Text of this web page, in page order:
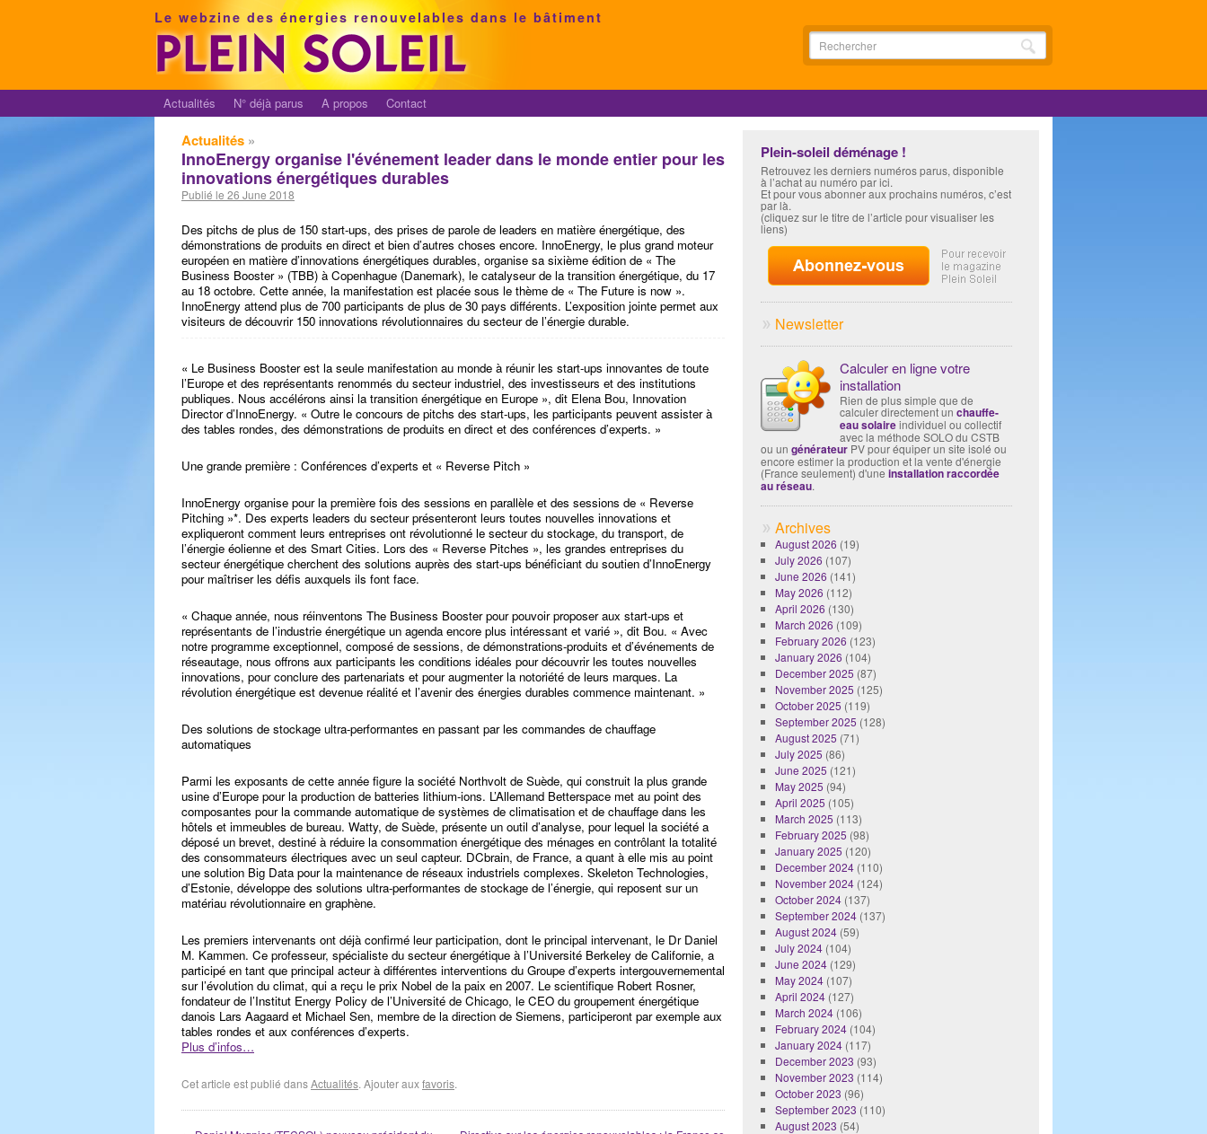
Le webzine des énergies renouvelables dans le bâtiment
Actualités N° déjà parus A propos Contact
Actualités »
InnoEnergy organise l'événement leader dans le monde entier pour les
innovations énergétiques durables
Publié le 26 June 2018
Des pitchs de plus de 150 start-ups, des prises de parole de leaders en matière énergétique, des
démonstrations de produits en direct et bien d’autres choses encore. InnoEnergy, le plus grand moteur
européen en matière d’innovations énergétiques durables, organise sa sixième édition de « The
Business Booster » (TBB) à Copenhague (Danemark), le catalyseur de la transition énergétique, du 17
au 18 octobre. Cette année, la manifestation est placée sous le thème de « The Future is now ».
InnoEnergy attend plus de 700 participants de plus de 30 pays différents. L’exposition jointe permet aux
visiteurs de découvrir 150 innovations révolutionnaires du secteur de l’énergie durable.
« Le Business Booster est la seule manifestation au monde à réunir les start-ups innovantes de toute
l’Europe et des représentants renommés du secteur industriel, des investisseurs et des institutions
publiques. Nous accélérons ainsi la transition énergétique en Europe », dit Elena Bou, Innovation
Director d’InnoEnergy. « Outre le concours de pitchs des start-ups, les participants peuvent assister à
des tables rondes, des démonstrations de produits en direct et des conférences d’experts. »
Une grande première : Conférences d’experts et « Reverse Pitch »
InnoEnergy organise pour la première fois des sessions en parallèle et des sessions de « Reverse
Pitching »*. Des experts leaders du secteur présenteront leurs toutes nouvelles innovations et
expliqueront comment leurs entreprises ont révolutionné le secteur du stockage, du transport, de
l’énergie éolienne et des Smart Cities. Lors des « Reverse Pitches », les grandes entreprises du
secteur énergétique cherchent des solutions auprès des start-ups bénéficiant du soutien d’InnoEnergy
pour maîtriser les défis auxquels ils font face.
« Chaque année, nous réinventons The Business Booster pour pouvoir proposer aux start-ups et
représentants de l’industrie énergétique un agenda encore plus intéressant et varié », dit Bou. « Avec
notre programme exceptionnel, composé de sessions, de démonstrations-produits et d’événements de
réseautage, nous offrons aux participants les conditions idéales pour découvrir les toutes nouvelles
innovations, pour conclure des partenariats et pour augmenter la notoriété de leurs marques. La
révolution énergétique est devenue réalité et l’avenir des énergies durables commence maintenant. »
Des solutions de stockage ultra-performantes en passant par les commandes de chauffage
automatiques
Parmi les exposants de cette année figure la société Northvolt de Suède, qui construit la plus grande
usine d’Europe pour la production de batteries lithium-ions. L’Allemand Betterspace met au point des
composantes pour la commande automatique de systèmes de climatisation et de chauffage dans les
hôtels et immeubles de bureau. Watty, de Suède, présente un outil d’analyse, pour lequel la société a
déposé un brevet, destiné à réduire la consommation énergétique des ménages en contrôlant la totalité
des consommateurs électriques avec un seul capteur. DCbrain, de France, a quant à elle mis au point
une solution Big Data pour la maintenance de réseaux industriels complexes. Skeleton Technologies,
d’Estonie, développe des solutions ultra-performantes de stockage de l’énergie, qui reposent sur un
matériau révolutionnaire en graphène.
Les premiers intervenants ont déjà confirmé leur participation, dont le principal intervenant, le Dr Daniel
M. Kammen. Ce professeur, spécialiste du secteur énergétique à l’Université Berkeley de Californie, a
participé en tant que principal acteur à différentes interventions du Groupe d’experts intergouvernemental
sur l’évolution du climat, qui a reçu le prix Nobel de la paix en 2007. Le scientifique Robert Rosner,
fondateur de l’Institut Energy Policy de l’Université de Chicago, le CEO du groupement énergétique
danois Lars Aagaard et Michael Sen, membre de la direction de Siemens, participeront par exemple aux
tables rondes et aux conférences d’experts.
Plus d’infos…
Cet article est publié dansActualités. Ajouter auxfavoris.
Plein-soleil déménage !
Retrouvez les derniers numéros parus, disponible
à l’achat au numéro par ici.
Et pour vous abonner aux prochains numéros, c’est
par là.
(cliquez sur le titre de l’article pour visualiser les
liens)
Newsletter
Calculer en ligne votre
installation
Rien de plus simple que de
calculer directement un chauffe-
eau solaireindividuel ou collectif
avec la méthode SOLO du CSTB
ou un générateur PV pour équiper un site isolé ou
encore estimer la production et la vente d'énergie
(France seulement) d'une installation raccordée
au réseau.
Archives
August 2026 (19)
July 2026 (107)
June 2026 (141)
May 2026 (112)
April 2026 (130)
March 2026 (109)
February 2026 (123)
January 2026 (104)
December 2025 (87)
November 2025 (125)
October 2025 (119)
September 2025 (128)
August 2025 (71)
July 2025 (86)
June 2025 (121)
May 2025 (94)
April 2025 (105)
March 2025 (113)
February 2025 (98)
January 2025 (120)
December 2024(110)
November 2024(124)
October 2024(137)
September 2024(137)
August 2024(59)
July 2024(104)
June 2024(129)
May 2024(107)
April 2024(127)
March 2024(106)
February 2024(104)
January 2024(117)
December 2023 (93)
November 2023 (114)
October 2023 (96)
September 2023 (110)
August 2023 (54)